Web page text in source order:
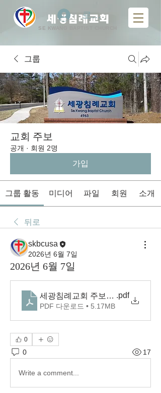
​ 세광침례교회
SE KWANG BAPTIST CHURCH
로그인
그룹
교회 주보
공개 · 회원 2명
가입
그룹 활동 미디어 파일 회원 소개
뒤로
skbcusa
2026년 6월 7일
2026년 6월 7일
세광침례교회 주보(2026.06.07)
.pdf
PDF 다운로드 • 5.17MB
0
0 17
Write a comment...